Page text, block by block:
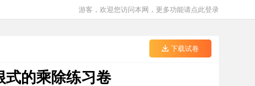
游客，欢迎您访问本网，更多功能请点此登录
下载试卷
式的乘除练习卷